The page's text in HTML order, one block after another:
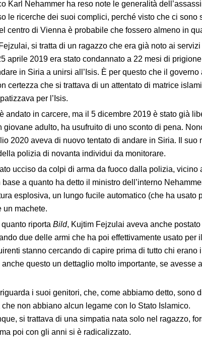
Karl Nehammer ha reso note le generalità
le ricerche dei suoi complici, perché visto che ci sono
centro di Vienna è probabile che fossero almeno in
si tratta di un ragazzo che era già noto ai servizi
aprile 2019 era stato condannato a 22 mesi di
in Siria a unirsi all’Isis. È per questo che il governo
certezza che si trattava di un attentato di matrice
per l’Isis.
andato in carcere, ma il 5 dicembre 2019 è stato già
giovane adulto, ha usufruito di uno sconto di pena.
2020 aveva di nuovo tentato di andare in Siria. Il suo
polizia di novanta individui da monitorare.
ucciso da colpi di arma da fuoco dalla polizia, vicino
a quanto ha detto il ministro dell’interno
esplosiva, un lungo fucile automatico (che ha usato
un machete.
riporta Bild, Kujtim Fejzulai aveva anche postato
due delle armi che ha poi effettivamente usato per
stanno cercando di capire prima di tutto chi erano i
questo un dettaglio molto importante, se avesse
i suoi genitori, che, come abbiamo detto, sono
non abbiano alcun legame con lo Stato Islamico.
si trattava di una simpatia nata solo nel ragazzo,
poi con gli anni si è radicalizzato.